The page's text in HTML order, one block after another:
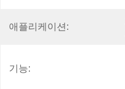
애플리케이션:
기능: